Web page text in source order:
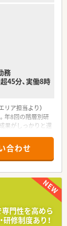
務
45分、実働8時
ア担当より）
年8回の階層別研
果がしっかりと還
場所に位置してお
。
を応需しており、
おり、常勤2名
。
合わせ
専門性を高めら
修制度あり！